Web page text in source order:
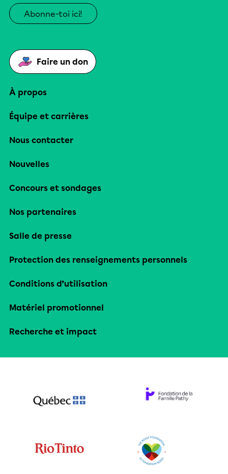
Abonne-toi ici!
Faire un don
À propos
Équipe et carrières
Nous contacter
Nouvelles
Concours et sondages
Nos partenaires
Salle de presse
Protection des renseignements personnels
Conditions d’utilisation
Matériel promotionnel
Recherche et impact